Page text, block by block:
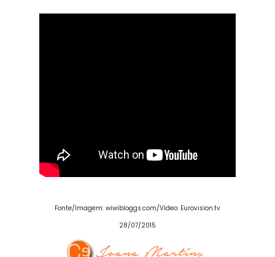
Fonte/Imagem: wiwibloggs.com/Vídeo: Eurovision.tv
28/07/2015